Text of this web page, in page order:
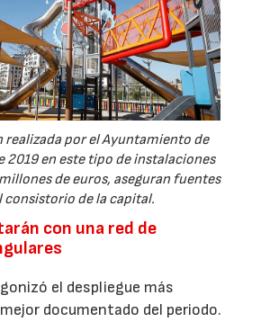
realizada por el Ayuntamiento de
2019 en este tipo de instalaciones
de euros, aseguran fuentes
consistorio de la capital.
con una red de
el despliegue más
documentado del periodo.